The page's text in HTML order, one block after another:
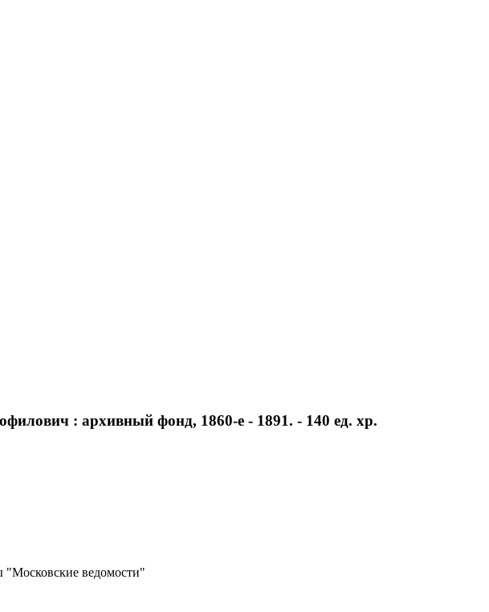
: архивный фонд, 1860-е - 1891. - 140 ед. хр.
"Московские ведомости"